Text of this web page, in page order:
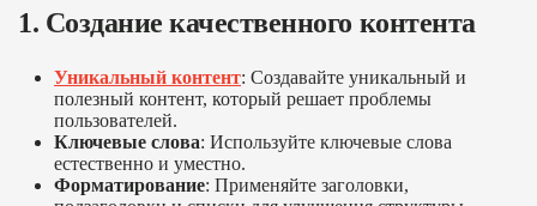
1. Создание качественного контента
Уникальный контент: Создавайте уникальный и
полезный контент, который решает проблемы
пользователей.
Ключевые слова: Используйте ключевые слова
естественно и уместно.
Форматирование: Применяйте заголовки,